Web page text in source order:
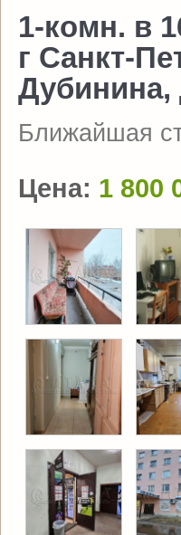
1-комн. в
г Санкт-
Дубинина,
Ближайшая
Цена: 1 800